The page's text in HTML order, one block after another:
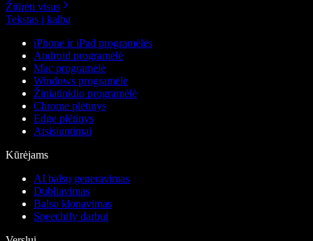
Žiūrėti visus
Tekstas į kalbą
iPhone ir iPad programėlės
Android programėlė
Mac programėlė
Windows programėlė
Žiniatinklio programėlė
Chrome plėtinys
Edge plėtinys
Atsisiuntimai
Kūrėjams
AI balsų generavimas
Dubliavimas
Balso klonavimas
Speechify darbui